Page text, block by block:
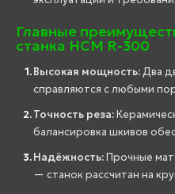
Главные
станка HCM R-300
Высокая мощность:Два
справляются с любыми
Точность реза:
балансировка шкивов
Надёжность:Прочные
— станок рассчитан на